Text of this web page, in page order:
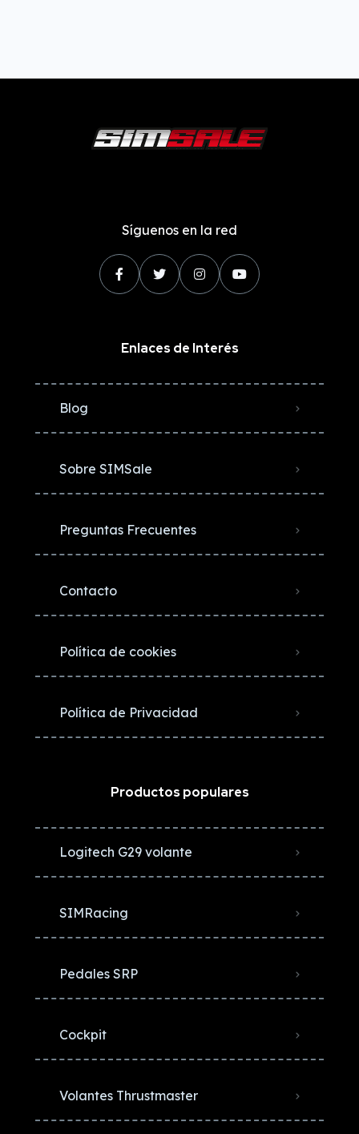
Síguenos en la red
Enlaces de Interés
Blog
Sobre SIMSale
Preguntas Frecuentes
Contacto
Política de cookies
Política de Privacidad
Productos populares
Logitech G29 volante
SIMRacing
Pedales SRP
Cockpit
Volantes Thrustmaster